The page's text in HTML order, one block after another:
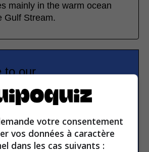
mainly in the warm ocean
Gulf Stream.
to our
votre consentement
vos données à caractère
dans les cas suivants :